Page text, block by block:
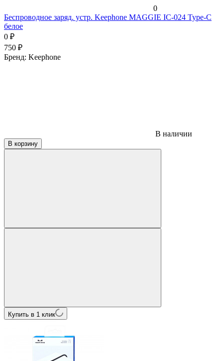
0
Беспроводное заряд. устр. Keephone MAGGIE IC-024 Type-C
белое
0 ₽
750 ₽
Бренд: Keephone
В наличии
В корзину
Купить в 1 клик